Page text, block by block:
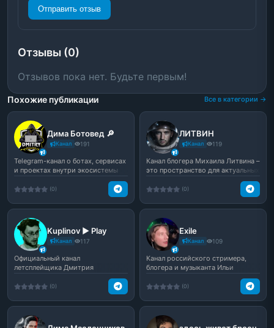
Отправить отзыв
Отзывы (0)
Отзывов пока нет. Будьте первым!
Похожие публикации Все в категории →
Дима Ботовед 🔎
Канал 191
Telegram-канал о ботах, сервисах
и проектах внутри экосистемы
(0)
ЛИТВИН
Канал 119
Канал блогера Михаила Литвина –
это пространство для актуальных
(0)
Kuplinov ► Play
Канал 117
Официальный канал
летсплейщика Дмитрия
(0)
Exile
Канал 109
Канал российского стримера,
блогера и музыканта Ильи
(0)